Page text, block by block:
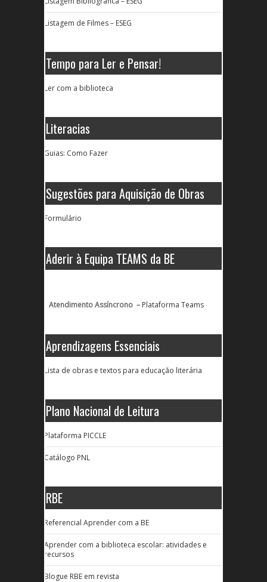
Listagem de Filmes – ESEG
Tempo para Ler e Pensar!
Ler com a biblioteca
Literacias
Guias: Como Fazer
Sugestões para Aquisição de Obras
Formulário
Aderir à Equipa TEAMS da BE
Atendimento Assíncrono – Plataforma Teams
Aprendizagens Essenciais
Lista de obras e textos para educação literária
Plano Nacional de Leitura
Plataforma PICCLE
Catálogo PNL
RBE
Referencial Aprender com a BE
Aprender com a biblioteca escolar: atividades e
recursos
Blogue RBE em revista